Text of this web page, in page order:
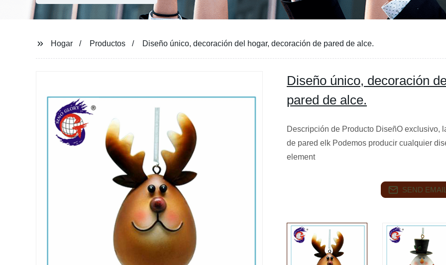
Hogar Productos Diseño único, decoración del hogar, decoración de pared de alce.
Diseño único, decoración
pared de alce.
Descripción de Producto DiseñO exclusivo,
de pared elk Podemos producir cualquier
element
SEND